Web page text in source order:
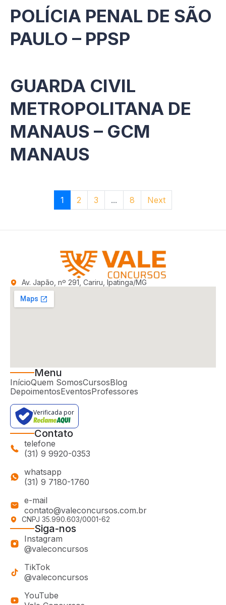
POLÍCIA PENAL DE SÃO
PAULO – PPSP
GUARDA CIVIL
METROPOLITANA DE
MANAUS – GCM
MANAUS
1 2 3 ... 8 Next
Av. Japão, nº 291, Cariru, Ipatinga/MG
Menu
InícioQuem SomosCursosBlog
DepoimentosEventosProfessores
Verificada por
Contato
telefone
(31) 9 9920-0353
whatsapp
(31) 9 7180-1760
e-mail
contato@valeconcursos.com.br
CNPJ 35.990.603/0001-62
Siga-nos
Instagram
@valeconcursos
TikTok
@valeconcursos
YouTube